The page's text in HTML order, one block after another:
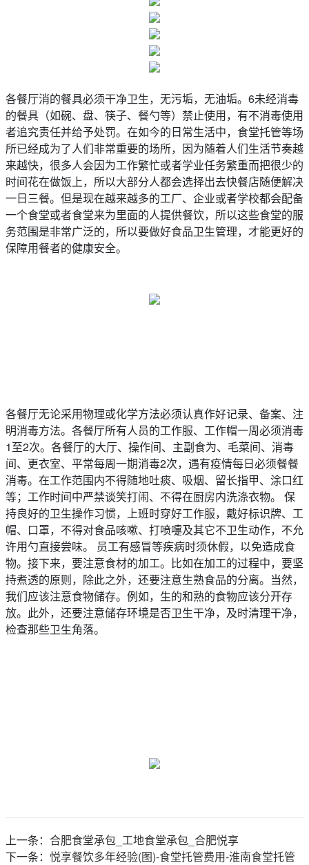
各餐厅消的餐具必须干净卫生，无污垢，无油垢。6未经消毒
的餐具（如碗、盘、筷子、餐勺等）禁止使用，有不消毒使用
者追究责任并给予处罚。在如今的日常生活中，食堂托管等场
所已经成为了人们非常重要的场所，因为随着人们生活节奏越
来越快，很多人会因为工作繁忙或者学业任务繁重而把很少的
时间花在做饭上，所以大部分人都会选择出去快餐店随便解决
一日三餐。但是现在越来越多的工厂、企业或者学校都会配备
一个食堂或者食堂来为里面的人提供餐饮，所以这些食堂的服
务范围是非常广泛的，所以要做好食品卫生管理，才能更好的
保障用餐者的健康安全。
各餐厅无论采用物理或化学方法必须认真作好记录、备案、注
明消毒方法。各餐厅所有人员的工作服、工作帽一周必须消毒
1至2次。各餐厅的大厅、操作间、主副食为、毛菜间、消毒
间、更衣室、平常每周一期消毒2次，遇有疫情每日必须餐餐
消毒。在工作范围内不得随地吐痰、吸烟、留长指甲、涂口红
等；工作时间中严禁谈笑打闹、不得在厨房内洗涤衣物。 保
持良好的卫生操作习惯，上班时穿好工作服，戴好标识牌、工
帽、口罩，不得对食品咳嗽、打喷嚏及其它不卫生动作，不允
许用勺直接尝味。 员工有感冒等疾病时须休假，以免造成食
物。接下来，要注意食材的加工。比如在加工的过程中，要坚
持煮透的原则，除此之外，还要注意生熟食品的分离。当然，
我们应该注意食物储存。例如，生的和熟的食物应该分开存
放。此外，还要注意储存环境是否卫生干净，及时清理干净，
检查那些卫生角落。
上一条： 合肥食堂承包_工地食堂承包_合肥悦享
下一条： 悦享餐饮多年经验(图)-食堂托管费用-淮南食堂托管